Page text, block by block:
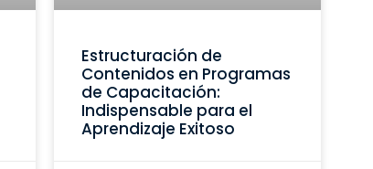
Estructuración de
Contenidos en Programas
de Capacitación:
Indispensable para el
Aprendizaje Exitoso